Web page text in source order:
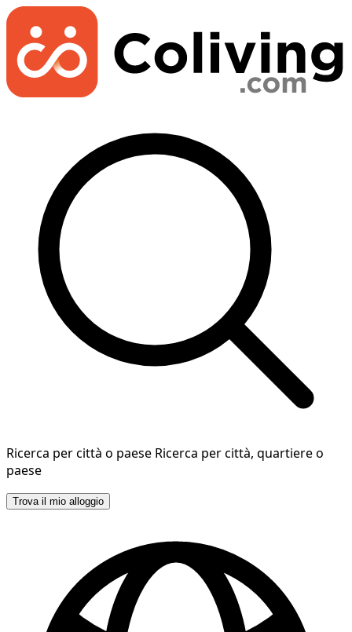
Ricerca per città o paese Ricerca per città, quartiere o
paese
Trova il mio alloggio